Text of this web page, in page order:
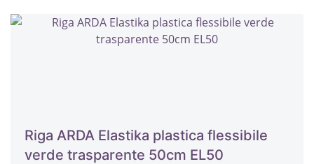
Riga ARDA Elastika plastica flessibile
verde trasparente 50cm EL50